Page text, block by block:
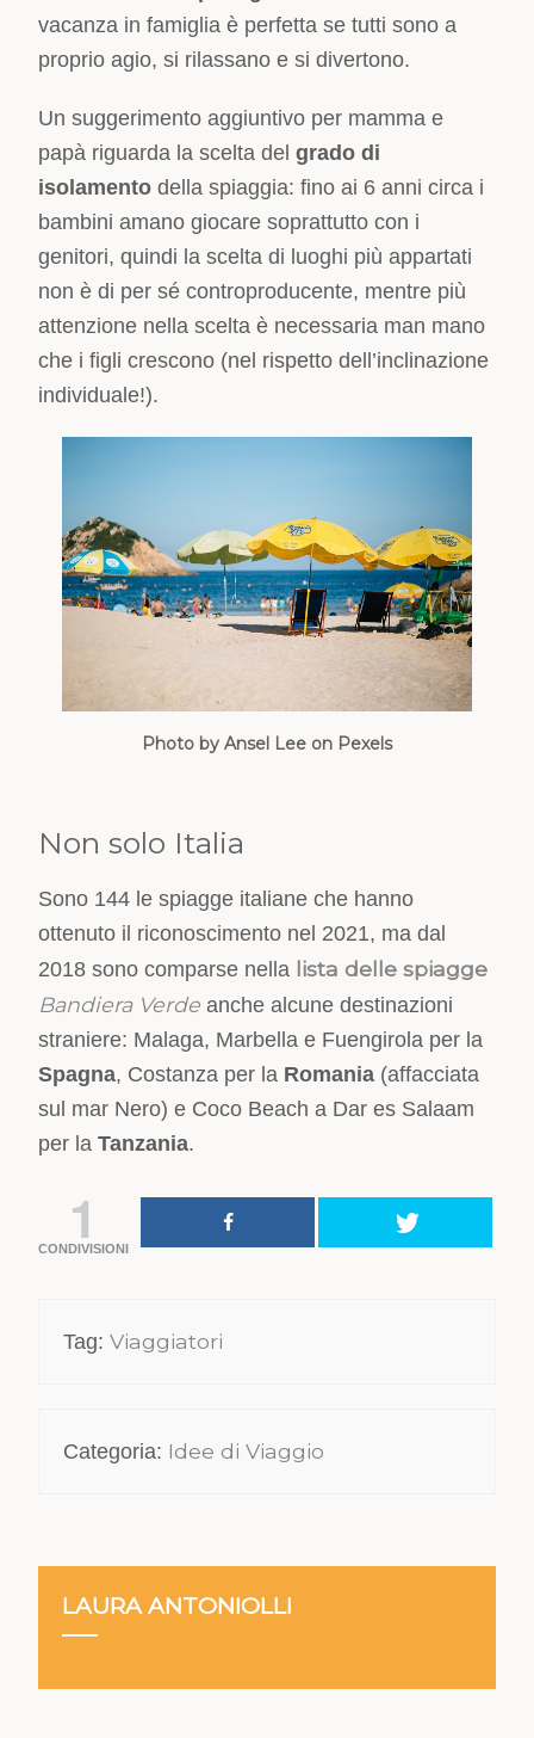
vacanza in famiglia è perfetta se tutti sono a
proprio agio, si rilassano e si divertono.
Un suggerimento aggiuntivo per mamma e
papà riguarda la scelta delgrado di
isolamento della spiaggia: fino ai 6 anni circa i
bambini amano giocare soprattutto con i
genitori, quindi la scelta di luoghi più appartati
non è di per sé controproducente, mentre più
attenzione nella scelta è necessaria man mano
che i figli crescono (nel rispetto dell’inclinazione
individuale!).
Photo by Ansel Lee on Pexels
Non solo Italia
Sono 144 le spiagge italiane che hanno
ottenuto il riconoscimento nel 2021, ma dal
2018 sono comparse nella lista delle spiagge
Bandiera Verde anche alcune destinazioni
straniere: Malaga, Marbella e Fuengirola per la
Spagna, Costanza per la Romania (affacciata
sul mar Nero) e Coco Beach a Dar es Salaam
per laTanzania.
1
CONDIVISIONI
Tag:Viaggiatori
Categoria: Idee di Viaggio
LAURA ANTONIOLLI